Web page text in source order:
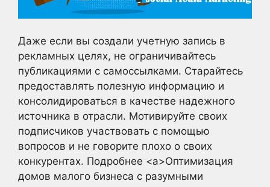
Даже если вы создали учетную запись в
рекламных целях, не ограничивайтесь
публикациями с самоссылками. Старайтесь
предоставлять полезную информацию и
консолидироваться в качестве надежного
источника в отрасли. Мотивируйте своих
подписчиков участвовать с помощью
вопросов и не говорите плохо о своих
конкурентах. Подробнее <a>Оптимизация
домов малого бизнеса с разумными